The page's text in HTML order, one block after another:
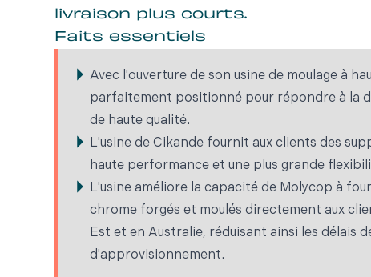
livraison plus courts.
Faits essentiels
Avec l'ouverture de son usine de moulage à
parfaitement positionné pour répondre à la
de haute qualité.
L'usine de Cikande fournit aux clients des
haute performance et une plus grande
L'usine améliore la capacité de Molycop à
chrome forgés et moulés directement aux
Est et en Australie, réduisant ainsi les délais
d'approvisionnement.